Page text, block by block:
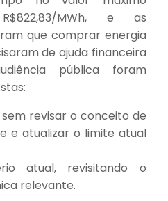
MWh, e as
que comprar energia
de ajuda financeira
pública foram
revisar o conceito de
e atualizar o limite atual
atual, revisitando o
relevante.